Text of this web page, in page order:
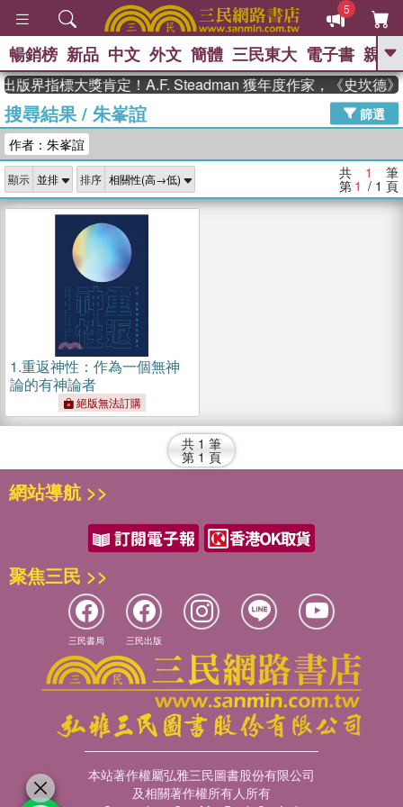
5
GO
The Odyssey 、
父親節 、 如果歷史是一群喵 、 暑期
念華 、 台灣的李登輝時代 、 數學女
孩：黎曼猜想
偉大的迷走神經
暢銷榜 新品 中文 外文 簡體 三民東大 電子書 親子
版界指標大獎肯定！A.F. Steadman 獲年度作家，《史坎德
搜尋結果/ 朱峯誼
篩選
作者：朱峯誼
顯示 排序 共 1 筆
第 1 / 1 頁
1.重返神性：作為一個無神
論的有神論者
絕版無法訂購
共 1 筆
第 1 頁
網站導航 >>
聚焦三民 >>
三民書局 三民出版
本站著作權屬弘雅三民圖書股份有限公司
及相關著作權所有人所有